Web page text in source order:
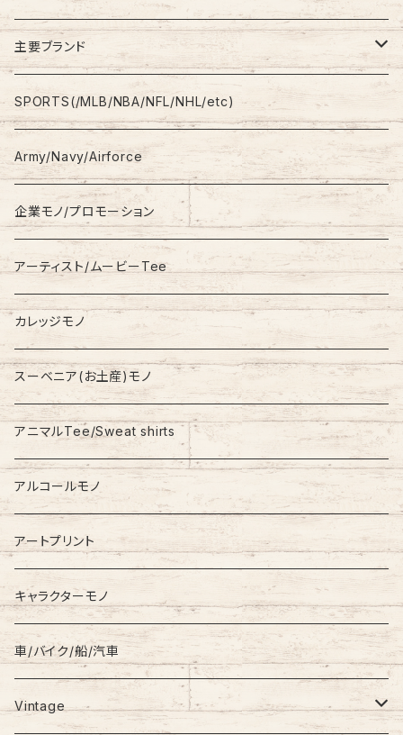
Shirt
L/S
S/S
Sweatshirt
Hoodie
Fleece
Knit/Sweater
Jacket
Nylon Jacket
Stadium Jumper
Down Jacket
Work Pants
Shorts
主要ブランド
adidas
Champion
Carhartt
Columbia
NAUTICA
NIKE
RALPH LAUREN
TOMMY HILFIGER
Levi’s
SPORTS(/MLB/NBA/NFL/NHL/etc)
Army/Navy/Airforce
企業モノ/プロモーション
アーティスト/ムービーTee
カレッジモノ
スーベニア(お土産)モノ
アニマルTee/Sweat shirts
アルコールモノ
アートプリント
キャラクターモノ
車/バイク/船/汽車
Vintage